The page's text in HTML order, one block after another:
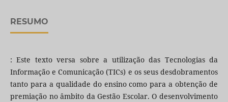
RESUMO
: Este texto versa sobre a utilização das Tecnologias da
Informação e Comunicação (TICs) e os seus desdobramentos
tanto para a qualidade do ensino como para a obtenção de
premiação no âmbito da Gestão Escolar. O desenvolvimento